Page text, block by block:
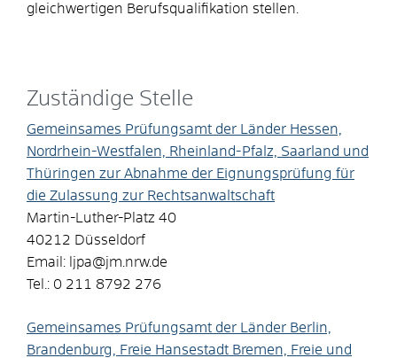
gleichwertigen Berufsqualifikation stellen.
Zuständige Stelle
Gemeinsames Prüfungsamt der Länder Hessen,
Nordrhein-Westfalen, Rheinland-Pfalz, Saarland und
Thüringen zur Abnahme der Eignungsprüfung für
die Zulassung zur Rechtsanwaltschaft
Martin-Luther-Platz 40
40212 Düsseldorf
Email: ljpa@jm.nrw.de
Tel.: 0 211 8792 276
Gemeinsames Prüfungsamt der Länder Berlin,
Brandenburg, Freie Hansestadt Bremen, Freie und